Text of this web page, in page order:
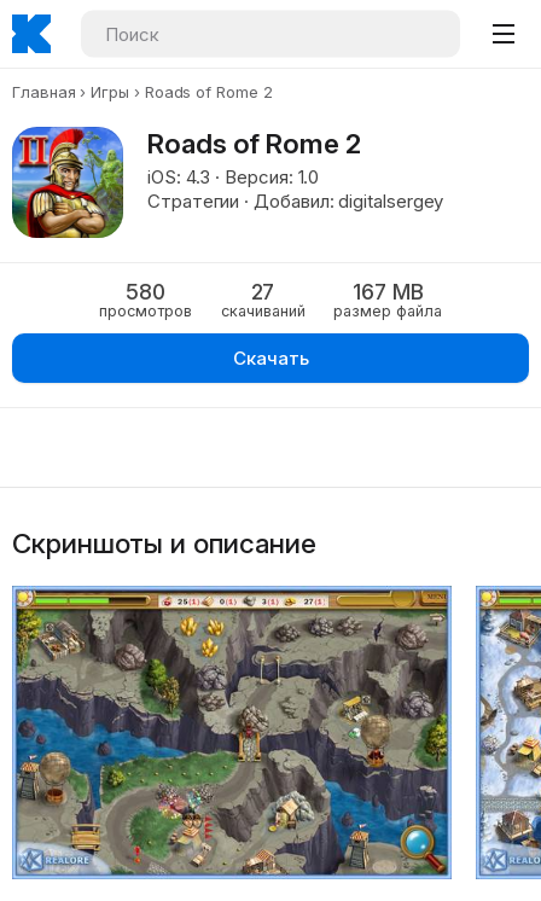
Главная Игры Roads of Rome 2
Roads of Rome 2
iOS: 4.3 · Версия: 1.0
Стратегии · Добавил: digitalsergey
580
просмотров
27
скачиваний
167 MB
размер файла
Скачать
Скриншоты и описание